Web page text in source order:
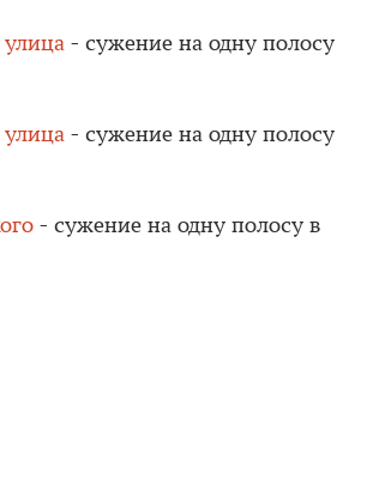
- сужение на одну полосу
- cужение на одну полосу
- cужение на одну полосу в